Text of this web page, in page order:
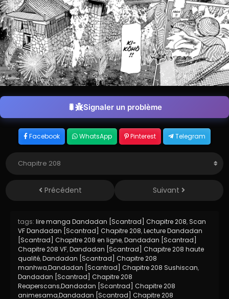
Signaler un problème
Facebook WhatsApp Pinterest Telegram
Précédent Suivant
tags: lire manga Dandadan [Scantrad] Chapitre 208, Scan
VF Dandadan [Scantrad] Chapitre 208,Lecture Dandadan
[Scantrad] Chapitre 208 en ligne,Dandadan [Scantrad]
Chapitre 208 VF,Dandadan [Scantrad] Chapitre 208 haute
qualité,Dandadan [Scantrad] Chapitre 208
manhwa,Dandadan [Scantrad] Chapitre 208 Sushiscan,
Dandadan [Scantrad] Chapitre 208
Reaperscans,Dandadan [Scantrad] Chapitre 208
animesama,Dandadan [Scantrad] Chapitre 208